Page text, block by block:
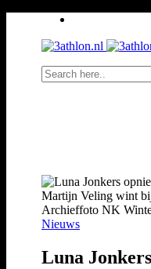
Archieffoto NK
Nieuws
Luna